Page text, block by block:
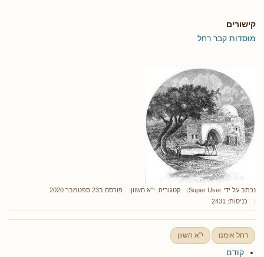
קישורים
מוסדות קבר רחל
נכתב על ידי Super User קטגוריה: י"א חשוון
פורסם ב23 ספטמבר 2020
כניסות: 2431
רחל אימנו י"א חשוון
קודם